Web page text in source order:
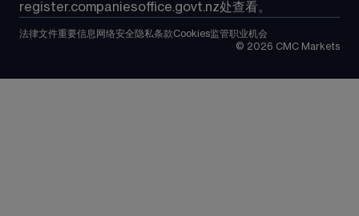
register.companiesoffice.govt.nz处查看。
法律文件重要信息 网络安全 隐私条款Cookies监管职业机会
© 2026 CMC Markets